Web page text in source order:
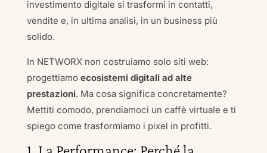
investimento digitale si trasformi in contatti,
vendite e, in ultima analisi, in un business più
solido.
In NETWORX non costruiamo solo siti web:
progettiamo ecosistemi digitali ad alte
prestazioni. Ma cosa significa concretamente?
Mettiti comodo, prendiamoci un caffè virtuale e ti
spiego come trasformiamo i pixel in profitti.